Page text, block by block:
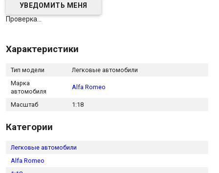
Проверка...
Характеристики
Тип модели
Легковые автомобили
Марка
автомобиля
Alfa Romeo
Масштаб 1:18
Категории
Легковые автомобили
Alfa Romeo